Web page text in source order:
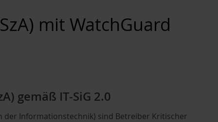
mit WatchGuard
gemäß IT-SiG 2.0
der Informationstechnik) sind Betreiber Kritischer